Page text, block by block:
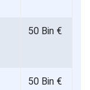
50 Bin €
50 Bin €